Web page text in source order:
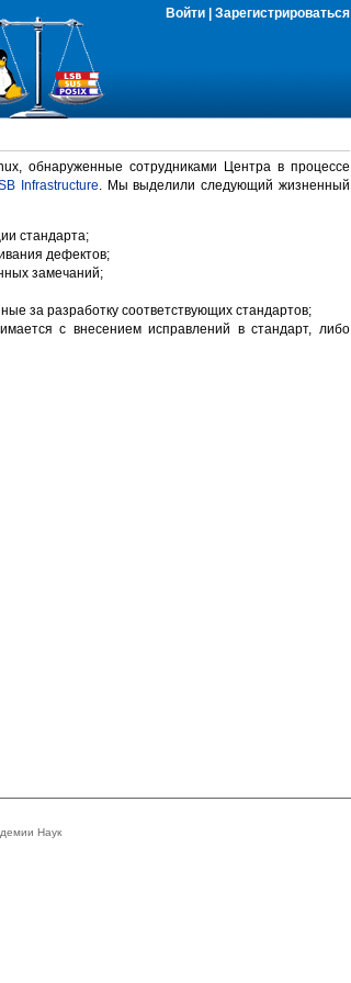
Войти Зарегистрироваться
обнаруженные сотрудниками Центра в процессе
Infrastructure. Мы выделили следующий жизненный
стандарта;
дефектов;
замечаний;
за разработку соответствующих стандартов;
с внесением исправлений в стандарт, либо
Наук